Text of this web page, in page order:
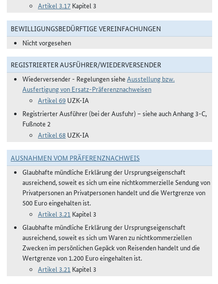
Artikel 3.17 Kapitel 3
BEWILLIGUNGSBEDÜRFTIGE VEREINFACHUNGEN
Nicht vorgesehen
REGISTRIERTER AUSFÜHRER/WIEDERVERSENDER
Wiederversender - Regelungen siehe Ausstellung bzw.
Ausfertigung von Ersatz-Präferenznachweisen
Artikel 69 UZK-IA
Registrierter Ausführer (bei der Ausfuhr) – siehe auch Anhang 3-C,
Fußnote 2
Artikel 68 UZK-IA
AUSNAHMEN VOM PRÄFERENZNACHWEIS
Glaubhafte mündliche Erklärung der Ursprungseigenschaft
ausreichend, soweit es sich um eine nichtkommerzielle Sendung von
Privatpersonen an Privatpersonen handelt und die Wertgrenze von
500 Euro eingehalten ist.
Artikel 3.21 Kapitel 3
Glaubhafte mündliche Erklärung der Ursprungseigenschaft
ausreichend, soweit es sich um Waren zu nichtkommerziellen
Zwecken im persönlichen Gepäck von Reisenden handelt und die
Wertgrenze von 1.200 Euro eingehalten ist.
Artikel 3.21 Kapitel 3